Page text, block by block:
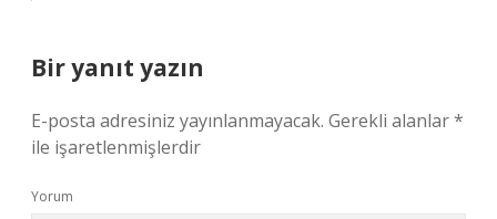
Bir yanıt yazın
E-posta adresiniz yayınlanmayacak. Gerekli alanlar*
ile işaretlenmişlerdir
Yorum